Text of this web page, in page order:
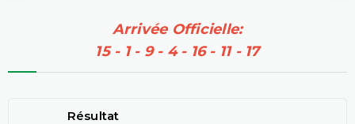
Arrivée Officielle:
15 - 1 - 9 - 4 - 16 - 11 - 17
Résultat